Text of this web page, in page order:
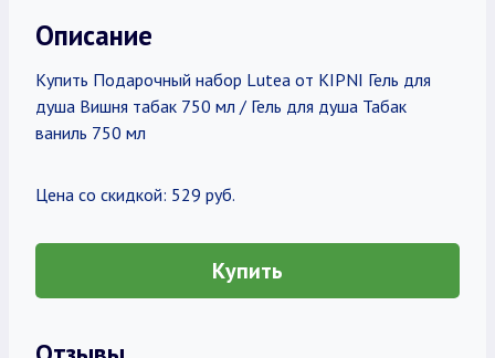
Описание
Купить Подарочный набор Lutea от KIPNI Гель для
душа Вишня табак 750 мл / Гель для душа Табак
ваниль 750 мл
Цена со скидкой: 529 руб.
Купить